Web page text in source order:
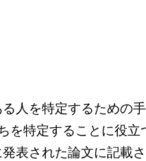
人を特定するための
を特定することに役立
発表された論文に記載さ